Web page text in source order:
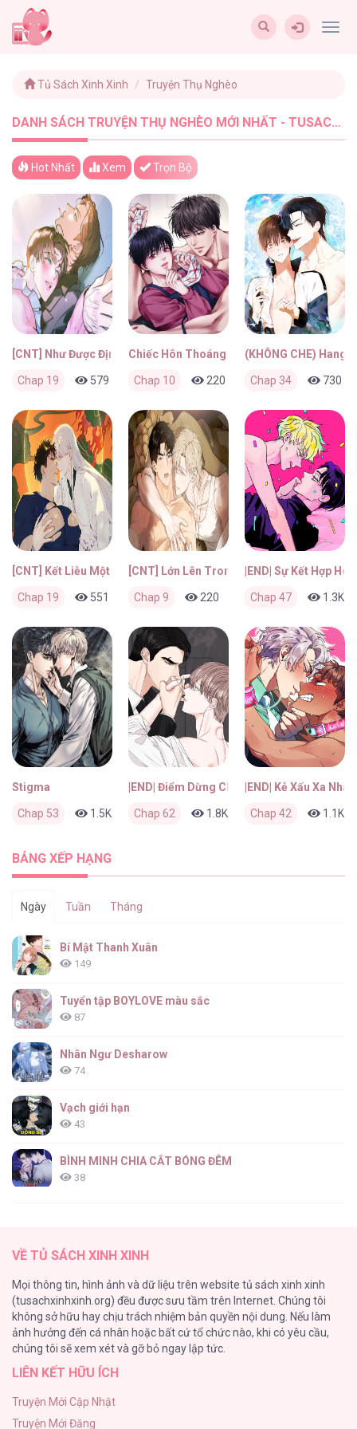
Tủ Sách Xinh Xinh Truyện Thụ Nghèo
DANH SÁCH TRUYỆN THỤ NGHÈO MỚI NHẤT - TUSACHXINHXINH (9)
Hot Nhất Xem Trọn Bộ
[CNT] Như Được Định Sẵn
Chap 19 579 0 14 giờ trước
Chiếc Hôn Thoáng Qua
Chap 10 220 0 4 ngày trước
(KHÔNG CHE) Hang
Chap 34 730
[CNT] Kết Liễu Một Vị Thần
Chap 19 551 0 4 ngày trước
[CNT] Lớn Lên Trong Mạnh Khỏe
Chap 9 220 4 ngày trước
|END| Sự Kết Hợp
Chap 47 1.3K
Stigma
Chap 53 1.5K 0 2 tháng trước
|END| Điểm Dừng Chân Cuối Cùng
Chap 62 1.8K 0 2 tháng trước
|END| Kẻ Xấu Xa
Chap 42 1.1K
BẢNG XẾP HẠNG
Ngày Tuần Tháng
Bí Mật Thanh Xuân
149
Tuyển tập BOYLOVE màu sắc
87
Nhân Ngư Desharow
74
Vạch giới hạn
43
BÌNH MINH CHIA CẮT BÓNG ĐÊM
38
26
Rổn Nước Lì
26
Tuyển Tập Manhwa Côn Trùng
VỀ TỦ SÁCH XINH XINH
Mọi thông tin, hình ảnh và dữ liệu trên website tủ sách xinh xinh
(tusachxinhxinh.org) đều được sưu tầm trên Internet. Chúng tôi
không sở hữu hay chịu trách nhiệm bản quyền nội dung. Nếu làm
ảnh hưởng đến cá nhân hoặc bất cứ tổ chức nào, khi có yêu cầu,
chúng tôi sẽ xem xét và gỡ bỏ ngay lập tức.
LIÊN KẾT HỮU ÍCH
Truyện Mới Cập Nhật
Truyện Mới Đăng